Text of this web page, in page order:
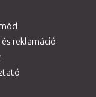
reklamáció